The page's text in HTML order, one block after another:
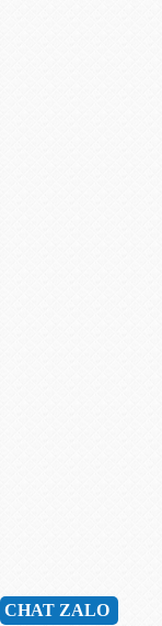
CHAT ZALO